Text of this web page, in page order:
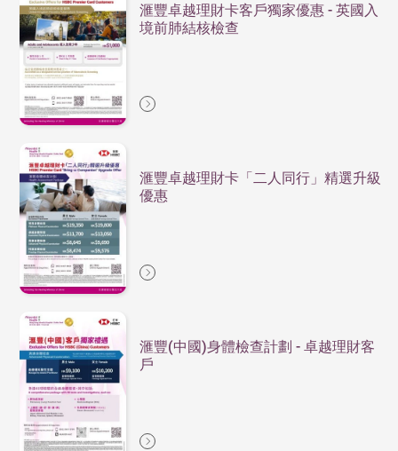
滙豐卓越理財卡客戶獨家優惠 - 英國入
境前肺結核檢查
滙豐卓越理財卡「二人同行」精選升級
優惠
滙豐(中國)身體檢查計劃 - 卓越理財客
戶